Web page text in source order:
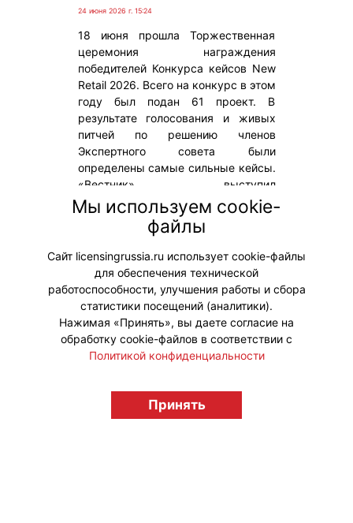
24 июня 2026 г. 15:24
18 июня прошла Торжественная
церемония награждения
победителей Конкурса кейсов New
Retail 2026. Всего на конкурс в этом
году был подан 61 проект. В
результате голосования и живых
питчей по решению членов
Экспертного совета были
определены самые сильные кейсы.
«Вестник» выступил
информационным партнером
события. На мероприятии
распространялся весенний выпуск
журнала.
#Мероприятия
licensingrussia.ru, 2009-2026 12+
Мы используем cookie-
файлы
Сайт licensingrussia.ru использует cookie-файлы
для обеспечения технической
работоспособности, улучшения работы и сбора
статистики посещений (аналитики).
Нажимая «Принять», вы даете согласие на
обработку cookie-файлов в соответствии с
Политикой конфиденциальности
Принять